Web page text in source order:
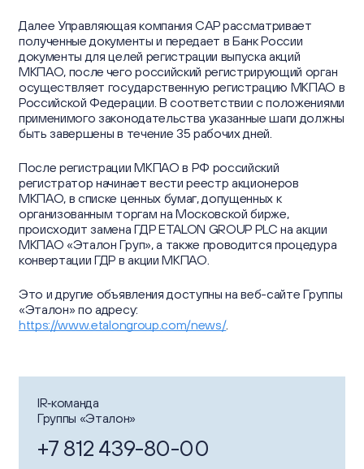
Далее Управляющая компания САР рассматривает
полученные документы и передает в Банк России
документы для целей регистрации выпуска акций
МКПАО, после чего российский регистрирующий орган
осуществляет государственную регистрацию МКПАО в
Российской Федерации. В соответствии с положениями
применимого законодательства указанные шаги должны
быть завершены в течение 35 рабочих дней.
После регистрации МКПАО в РФ российский
регистратор начинает вести реестр акционеров
МКПАО, в списке ценных бумаг, допущенных к
организованным торгам на Московской бирже,
происходит замена ГДР ETALON GROUP PLC на акции
МКПАО «Эталон Груп», а также проводится процедура
конвертации ГДР в акции МКПАО.
Это и другие объявления доступны на веб-сайте Группы
«Эталон» по адресу:
https://www.etalongroup.com/news/.
IR‑команда
Группы «Эталон»
+7 812 439-80-00